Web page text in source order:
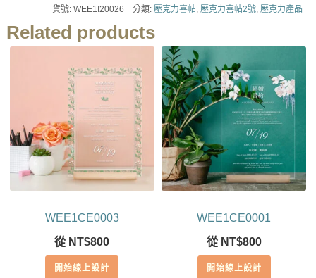
貨號:WEE1I20026 分類:壓克力喜帖 ,壓克力喜帖2號 ,壓克力產品
Related products
WEE1CE0003
從 NT$800
開始線上設計
WEE1CE0001
從 NT$800
開始線上設計